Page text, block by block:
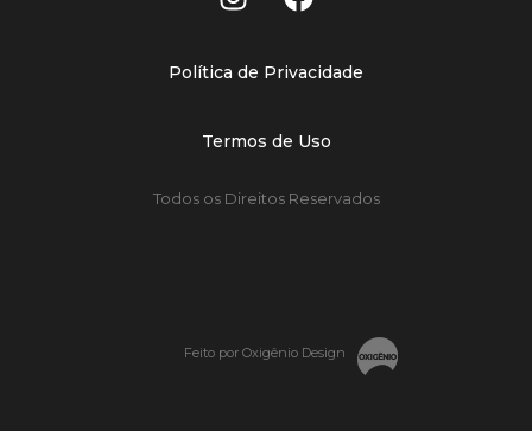
Política de Privacidade
Termos de Uso
Todos os Direitos Reservados
Feito por Oxigênio Design